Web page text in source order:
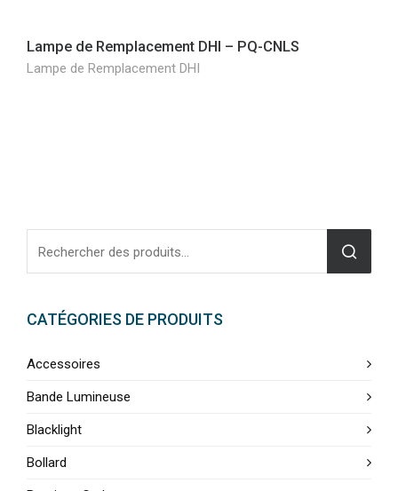
Lampe de Remplacement DHI – PQ-CNLS
Lampe de Remplacement DHI
CATÉGORIES DE PRODUITS
Accessoires
Bande Lumineuse
Blacklight
Bollard